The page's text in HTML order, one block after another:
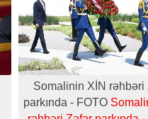
Somalinin XİN rəhbəri
parkında - FOTO